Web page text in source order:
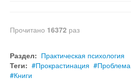
Прочитано 16372 раз
Раздел: Практическая психология
Теги:
Прокрастинация Проблема
Книги